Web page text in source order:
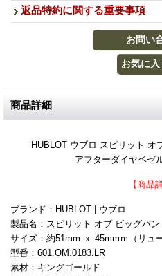
返品特約に関する重要事項
商品詳細
HUBLOT ウブロ スピリット オ
アフターダイヤベゼ
【商品
ブランド：HUBLOT | ウブロ
製品名：スピリット オブ ビッグバ
サイズ：約51mm ｘ 45mmｍ（リュ
型番：601.OM.0183.LR
素材：キングゴールド